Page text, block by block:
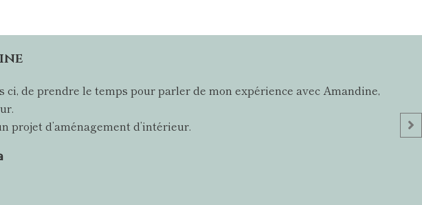
ci, de prendre le temps pour parler de mon expérience avec Amandine,
projet d’aménagement d’intérieur.